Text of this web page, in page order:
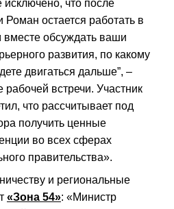
что после
остается работать в
вместе обсуждать ваши
развития, по какому
двигаться дальше”, –
встречи. Участник
что рассчитывает под
получить ценные
во всех сферах
правительства».
и региональные
«Зона 54»: «Министр